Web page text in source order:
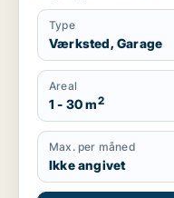
Type
Værksted, Garage
Areal
1 - 30 m2
Max. per måned
Ikke angivet